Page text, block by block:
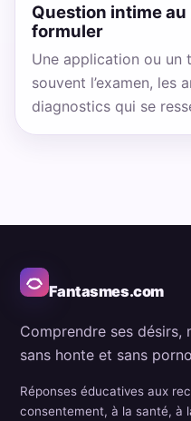
Question intime
formuler
Une application ou un
souvent l’examen, les
diagnostics qui se
Fantasmes.com
Comprendre ses désirs,
sans honte et sans
Réponses éducatives aux
consentement, à la santé, à